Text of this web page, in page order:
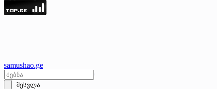
samushao.ge
შესვლა